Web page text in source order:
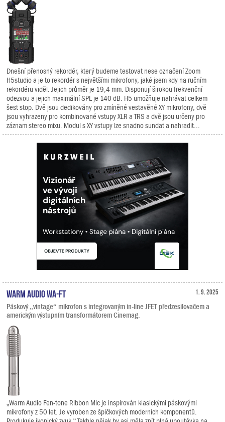
Dnešní přenosný rekordér, který budeme testovat nese označení Zoom
H5studio a je to rekordér s největšími mikrofony, jaké jsem kdy na ručním
rekordéru viděl. Jejich průměr je 19,4 mm. Disponují širokou frekvenční
odezvou a jejich maximální SPL je 140 dB. H5 umožňuje nahrávat celkem
šest stop. Dvě jsou dedikovány pro zmíněné vestavěné XY mikrofony, dvě
jsou vyhrazeny pro kombinované vstupy XLR a TRS a dvě jsou určeny pro
záznam stereo mixu. Modul s XY vstupy lze snadno sundat a nahradit...
1. 9. 2025
Warm Audio WA-FT
Páskový „vintage“ mikrofon s integrovaným in-line JFET předzesilovačem a
americkým výstupním transformátorem Cinemag.
„Warm Audio Fen-tone Ribbon Mic je inspirován klasickými páskovými
mikrofony z 50 let. Je vyroben ze špičkových moderních komponentů.